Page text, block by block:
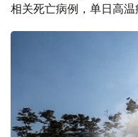
相关死亡病例，单日高